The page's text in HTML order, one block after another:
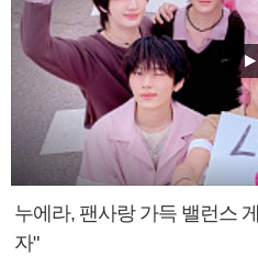
누에라, 팬사랑 가득 밸런스
자"